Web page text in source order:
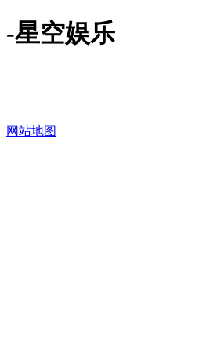
-星空娱乐
网站地图